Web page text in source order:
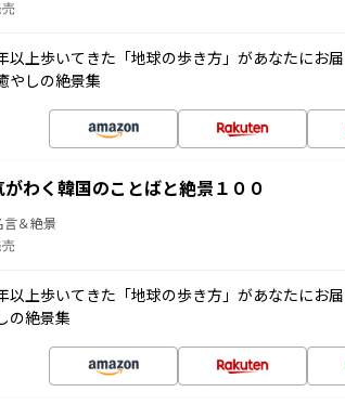
以上歩いてきた「地球の歩き方」があなたにお
やしの絶景集
わく韓国のことばと絶景１００
言＆絶景
以上歩いてきた「地球の歩き方」があなたにお
の絶景集